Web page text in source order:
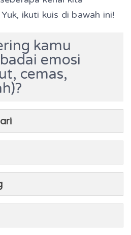
ikuti kuis di bawah ini!
kamu
emosi
cemas,